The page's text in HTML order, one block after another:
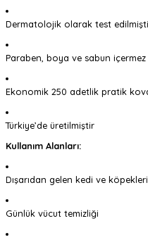
Dermatolojik olarak test
Paraben, boya ve sabun içermez
Ekonomik 250 adetlik pratik
Türkiye’de üretilmiştir
Kullanım Alanları:
Dışarıdan gelen kedi ve
Günlük vücut temizliği